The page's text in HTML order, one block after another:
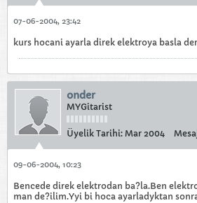
07-06-2004, 23:42
kurs hocani ayarla direk elektroya basla
onder
MYGitarist
Üyelik Tarihi: Mar 2004
09-06-2004, 10:23
Bencede direk elektrodan ba?la.Ben
man de?ilim.Yyi bi hoca ayarladyktan